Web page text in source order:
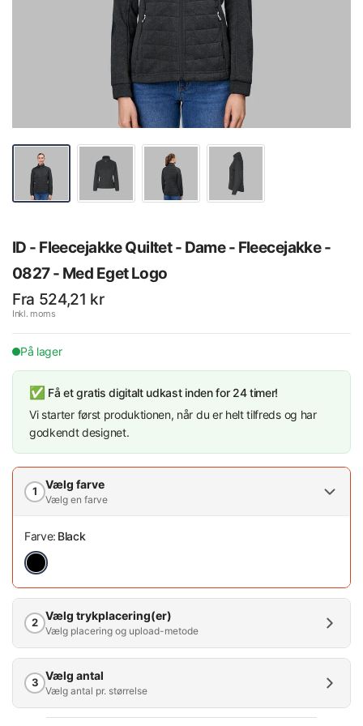
ID - Fleecejakke Quiltet - Dame - Fleecejakke -
0827 - Med Eget Logo
Fra 524,21 kr
Inkl. moms
På lager
✅ Få et gratis digitalt udkast inden for 24 timer!
Vi starter først produktionen, når du er helt tilfreds og har
godkendt designet.
1 Vælg farve
Vælg en farve
Farve: Black
2 Vælg trykplacering(er)
Vælg placering og upload-metode
3 Vælg antal
Vælg antal pr. størrelse
Antal (mængderabat)